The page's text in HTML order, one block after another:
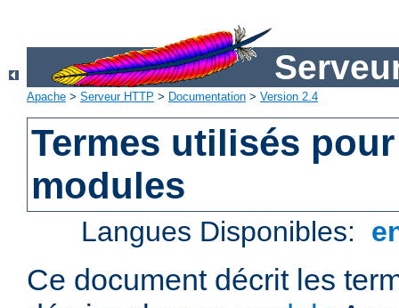
Apache > Serveur HTTP > Documentation > Version 2.4
Termes utilisés
modules
Langues Disponibles:
Ce document décrit les